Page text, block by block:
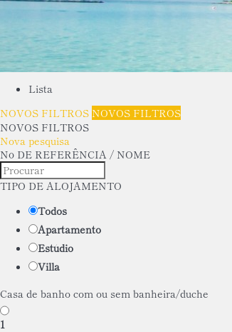
Lista
NOVOS FILTROS NOVOS FILTROS
NOVOS FILTROS
Nova pesquisa
Nº DE REFERÊNCIA / NOME
TIPO DE ALOJAMENTO
Todos
Apartamento
Estúdio
Villa
Casa de banho com ou sem banheira/duche
1